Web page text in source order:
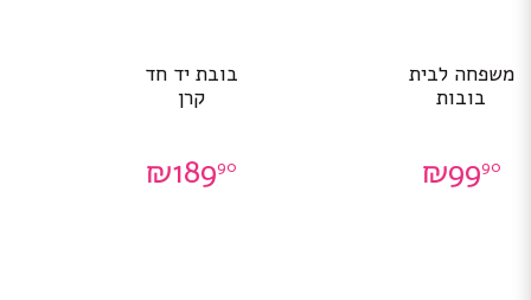
משפחה לבית
בובות
₪9990
בובת יד חד
קרן
₪18990